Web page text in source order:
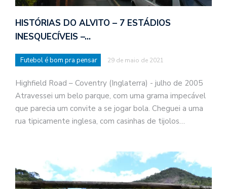
HISTÓRIAS DO ALVITO – 7 ESTÁDIOS
INESQUECÍVEIS –…
Futebol é bom pra pensar 29 de maio de 2021
Highfield Road – Coventry (Inglaterra) - julho de 2005
Atravessei um belo parque, com uma grama impecável
que parecia um convite a se jogar bola. Cheguei a uma
rua tipicamente inglesa, com casinhas de tijolos…